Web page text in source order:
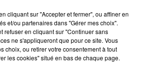
cliquant sur "Accepter et fermer", ou affiner en
et/ou partenaires dans "Gérer mes choix".
refuser en cliquant sur "Continuer sans
ne s'appliqueront que pour ce site. Vous
choix, ou retirer votre consentement à tout
les cookies" situé en bas de chaque page.